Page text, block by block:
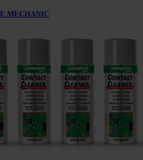
MECHANIC